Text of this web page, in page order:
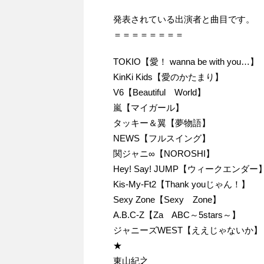
発表されている出演者と曲目です。
＝＝＝＝＝＝＝＝
TOKIO【愛！ wanna be with you…】
KinKi Kids【愛のかたまり】
V6【Beautiful World】
嵐【マイガール】
タッキー＆翼【夢物語】
NEWS【フルスイング】
関ジャニ∞【NOROSHI】
Hey! Say! JUMP【ウィークエンダー
Kis-My-Ft2【Thank youじゃん！】
Sexy Zone【Sexy Zone】
A.B.C-Z【Za ABC～5stars～】
ジャニーズWEST【ええじゃないか】
★
東山紀之